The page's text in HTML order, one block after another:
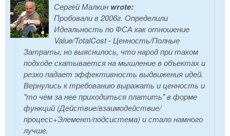
Сергей Малкин wrote:
Пробовали в 2006г. Определили
Идеальность по ФСА как отношение
Value/TotalCost - Ценность/Полные
Затраты, но выяснилось, что народ при таком
подходе скатывается на мышление в объектах и
резко падает эффективность выдвижения идей.
Вернулись к требованию выражать и ценность и
"то чем за нее приходиться платить" в форме
функций (Действие/взаимодействие/
процесс+Элемент/подсистема) и стало намного
лучше.